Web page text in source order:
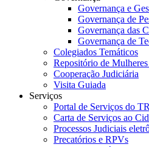
Governança e
Governança de
Governança das
Governança de
Colegiados Temáticos
Repositório de Mulheres
Cooperação Judiciária
Visita Guiada
Serviços
Portal de Serviços do
Carta de Serviços ao
Processos Judiciais
Precatórios e RPVs